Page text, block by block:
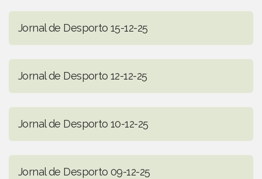
Jornal de Desporto 15-12-25
Jornal de Desporto 12-12-25
Jornal de Desporto 10-12-25
Jornal de Desporto 09-12-25